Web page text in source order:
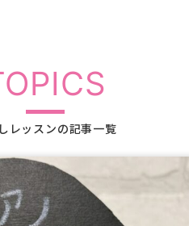
レッスンの記事一覧